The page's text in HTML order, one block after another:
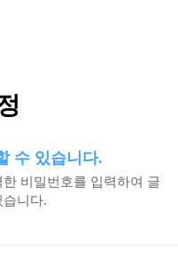
수 있습니다.
비밀번호를 입력하여 글
습니다.